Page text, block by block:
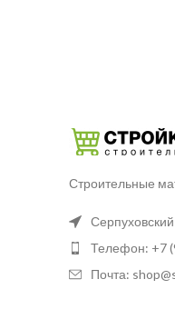
Строительные
Телефон: +7
Почта: